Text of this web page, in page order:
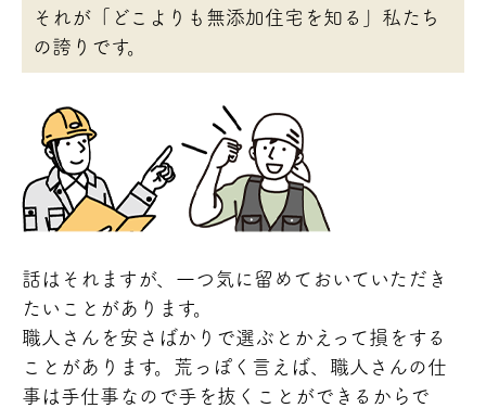
それが「どこよりも無添加住宅を知る」私たち
の誇りです。
話はそれますが、一つ気に留めておいていただき
たいことがあります。
職人さんを安さばかりで選ぶとかえって損をする
ことがあります。荒っぽく言えば、職人さんの仕
事は手仕事なので手を抜くことができるからで